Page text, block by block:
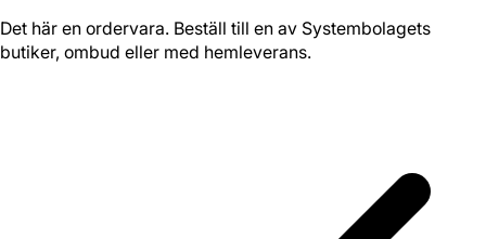
Det här en ordervara. Beställ till en av Systembolagets
butiker, ombud eller med hemleverans.